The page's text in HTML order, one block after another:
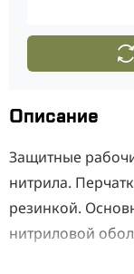
Описание
Защитные
нитрила.
резинкой.
нитриловой